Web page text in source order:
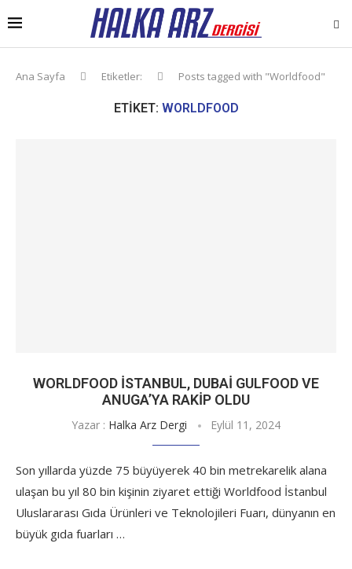
Ana Sayfa Etiketler: Posts tagged with "Worldfood"
ETIKET: WORLDFOOD
WORLDFOOD İSTANBUL, DUBAI GULFOOD VE
ANUGA’YA RAKIP OLDU
Yazar : Halka Arz Dergi Eylül 11, 2024
Son yıllarda yüzde 75 büyüyerek 40 bin metrekarelik alana
ulaşan bu yıl 80 bin kişinin ziyaret ettiği Worldfood İstanbul
Uluslararası Gıda Ürünleri ve Teknolojileri Fuarı, dünyanın en
büyük gıda fuarları …